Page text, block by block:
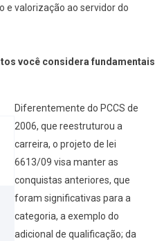
e valorização ao servidor do
você considera fundamentais
Diferentemente do PCCS de
2006, que reestruturou a
carreira, o projeto de lei
6613/09 visa manter as
conquistas anteriores, que
foram significativas para a
categoria, a exemplo do
adicional de qualificação; da